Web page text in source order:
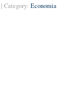
| Category: Economia